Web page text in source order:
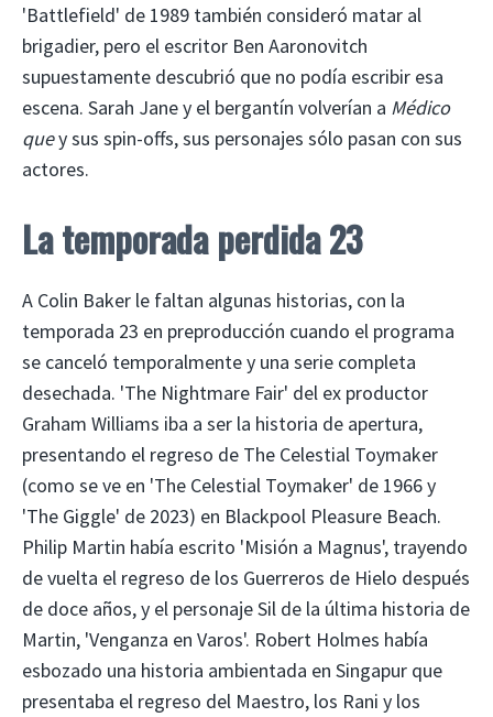
'Battlefield' de 1989 también consideró matar al
brigadier, pero el escritor Ben Aaronovitch
supuestamente descubrió que no podía escribir esa
escena. Sarah Jane y el bergantín volverían a Médico
quey sus spin-offs, sus personajes sólo pasan con sus
actores.
La temporada perdida 23
A Colin Baker le faltan algunas historias, con la
temporada 23 en preproducción cuando el programa
se canceló temporalmente y una serie completa
desechada. 'The Nightmare Fair' del ex productor
Graham Williams iba a ser la historia de apertura,
presentando el regreso de The Celestial Toymaker
(como se ve en 'The Celestial Toymaker' de 1966 y
'The Giggle' de 2023) en Blackpool Pleasure Beach.
Philip Martin había escrito 'Misión a Magnus', trayendo
de vuelta el regreso de los Guerreros de Hielo después
de doce años, y el personaje Sil de la última historia de
Martin, 'Venganza en Varos'. Robert Holmes había
esbozado una historia ambientada en Singapur que
presentaba el regreso del Maestro, los Rani y los